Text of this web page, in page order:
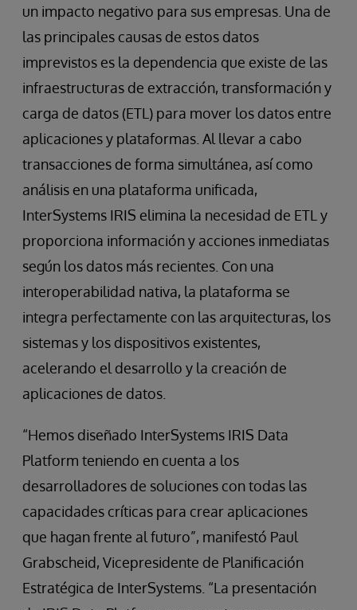
un impacto negativo para sus empresas. Una de
las principales causas de estos datos
imprevistos es la dependencia que existe de las
infraestructuras de extracción, transformación y
carga de datos (ETL) para mover los datos entre
aplicaciones y plataformas. Al llevar a cabo
transacciones de forma simultánea, así como
análisis en una plataforma unificada,
InterSystems IRIS elimina la necesidad de ETL y
proporciona información y acciones inmediatas
según los datos más recientes. Con una
interoperabilidad nativa, la plataforma se
integra perfectamente con las arquitecturas, los
sistemas y los dispositivos existentes,
acelerando el desarrollo y la creación de
aplicaciones de datos.
“Hemos diseñado InterSystems IRIS Data
Platform teniendo en cuenta a los
desarrolladores de soluciones con todas las
capacidades críticas para crear aplicaciones
que hagan frente al futuro”, manifestó Paul
Grabscheid, Vicepresidente de Planificación
Estratégica de InterSystems. “La presentación